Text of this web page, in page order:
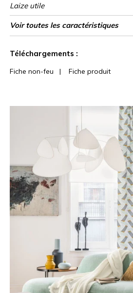
Laize utile
Rétrécissement
Raccord
Sens
Poids g/m²
Usage
Entretien
Pays d'origine
Rapport
Horizontal
Rapport
Vertical
Voir toutes les caractéristiques
Téléchargements :
Fiche non-feu | Fiche produit